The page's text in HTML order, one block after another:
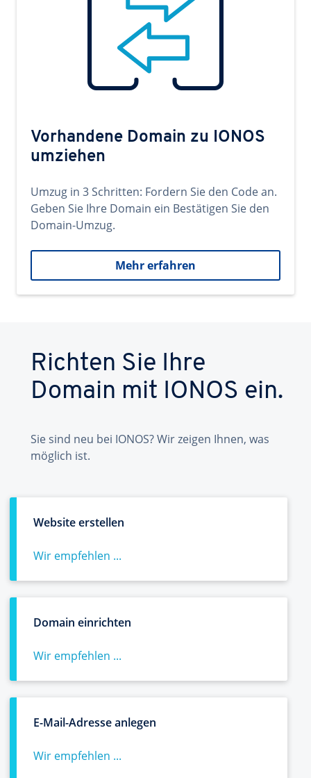
Vorhandene Domain zu IONOS
umziehen
Umzug in 3 Schritten: Fordern Sie den Code an.
Geben Sie Ihre Domain ein Bestätigen Sie den
Domain-Umzug.
Mehr erfahren
Richten Sie Ihre
Domain mit IONOS ein.
Sie sind neu bei IONOS? Wir zeigen Ihnen, was
möglich ist.
Website erstellen
Wir empfehlen ...
Domain einrichten
Wir empfehlen ...
E-Mail-Adresse anlegen
Wir empfehlen ...